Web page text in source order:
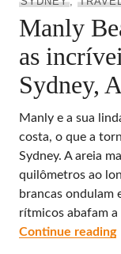
Manly
as
Sydney,
Manly e a sua
costa, o que a
Sydney. A areia
quilômetros ao
brancas ondulam
rítmicos abafam
Continue reading